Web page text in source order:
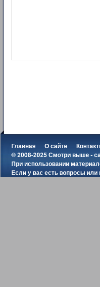
Главная О сайте
© 2008-2025 Смотри выше -
При использовании
Если у вас есть вопросы